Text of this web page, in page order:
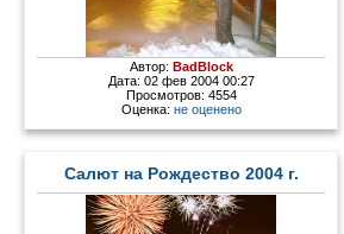
Автор: BadBlock
Дата: 02 фев 2004 00:27
Просмотров: 4554
Оценка: не оценено
Салют на Рождество 2004 г.